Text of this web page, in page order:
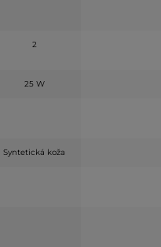
2
25 W
Syntetická koža